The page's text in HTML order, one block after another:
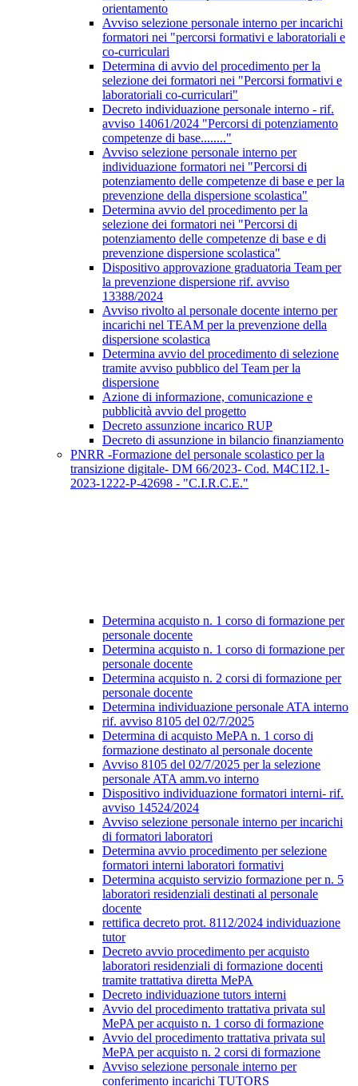
orientamento
Avviso selezione personale interno per incarichi
formatori nei "percorsi formativi e laboratoriali e
co-curriculari
Determina di avvio del procedimento per la
selezione dei formatori nei "Percorsi formativi e
laboratoriali co-curriculari"
Decreto individuazione personale interno - rif.
avviso 14061/2024 "Percorsi di potenziamento
competenze di base........"
Avviso selezione personale interno per
individuazione formatori nei "Percorsi di
potenziamento delle competenze di base e per la
prevenzione della dispersione scolastica"
Determina avvio del procedimento per la
selezione dei formatori nei "Percorsi di
potenziamento delle competenze di base e di
prevenzione dispersione scolastica"
Dispositivo approvazione graduatoria Team per
la prevenzione dispersione rif. avviso
13388/2024
Avviso rivolto al personale docente interno per
incarichi nel TEAM per la prevenzione della
dispersione scolastica
Determina avvio del procedimento di selezione
tramite avviso pubblico del Team per la
dispersione
Azione di informazione, comunicazione e
pubblicità avvio del progetto
Decreto assunzione incarico RUP
Decreto di assunzione in bilancio finanziamento
PNRR -Formazione del personale scolastico per la
transizione digitale- DM 66/2023- Cod. M4C1I2.1-
2023-1222-P-42698 - "C.I.R.C.E."
Determina acquisto n. 1 corso di formazione per
personale docente
Determina acquisto n. 1 corso di formazione per
personale docente
Determina acquisto n. 2 corsi di formazione per
personale docente
Determina individuazione personale ATA interno
rif. avviso 8105 del 02/7/2025
Determina di acquisto MePA n. 1 corso di
formazione destinato al personale docente
Avviso 8105 del 02/7/2025 per la selezione
personale ATA amm.vo interno
Dispositivo individuazione formatori interni- rif.
avviso 14524/2024
Avviso selezione personale interno per incarichi
di formatori laboratori
Determina avvio procedimento per selezione
formatori interni laboratori formativi
Determina acquisto servizio formazione per n. 5
laboratori residenziali destinati al personale
docente
rettifica decreto prot. 8112/2024 individuazione
tutor
Decreto avvio procedimento per acquisto
laboratori residenziali di formazione docenti
tramite trattativa diretta MePA
Decreto individuazione tutors interni
Avvio del procedimento trattativa privata sul
MePA per acquisto n. 1 corso di formazione
Avvio del procedimento trattativa privata sul
MePA per acquisto n. 2 corsi di formazione
Avviso selezione personale interno per
conferimento incarichi TUTORS